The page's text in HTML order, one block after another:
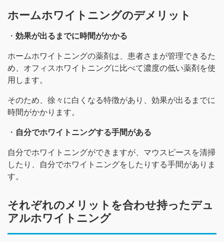
ホームホワイトニングのデメリット
・ 効果が出るまでに時間がかかる
ホームホワイトニングの薬剤は、患者さまが管理できるた
め、オフィスホワイトニングに比べて濃度の低い薬剤を使
用します。
そのため、徐々に白くなる特徴があり、効果が出るまでに
時間がかかります。
・ 自分でホワイトニングする手間がある
自分でホワイトニングができますが、マウスピースを清掃
したり、自分でホワイトニングをしたりする手間がありま
す。
それぞれのメリットを合わせ持ったデュ
アルホワイトニング